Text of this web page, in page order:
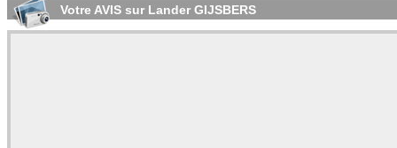
Votre AVIS sur Lander GIJSBERS